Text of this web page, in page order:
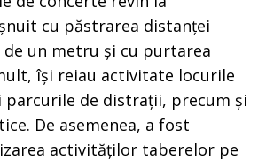
cu păstrarea distanței
un metru și cu purtarea
își reiau activitate locurile
parcurile de distrații, precum și
De asemenea, a fost
activităților taberelor pe